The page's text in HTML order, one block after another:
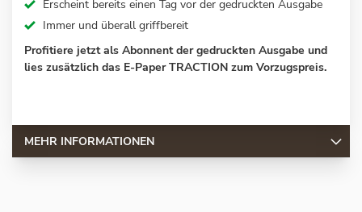
Erscheint bereits einen Tag vor der gedruckten Ausgabe
Immer und überall griffbereit
Profitiere jetzt als Abonnent der gedruckten Ausgabe und
lies zusätzlich das E-Paper TRACTION zum Vorzugspreis.
MEHR INFORMATIONEN